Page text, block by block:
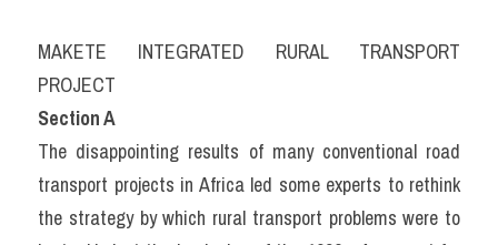
MAKETE INTEGRATED RURAL TRANSPORT
PROJECT
Section A
The disappointing results of many conventional road
transport projects in Africa led some experts to rethink
the strategy by which rural transport problems were to